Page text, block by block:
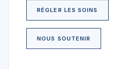
RÉGLER LES SOINS
NOUS SOUTENIR